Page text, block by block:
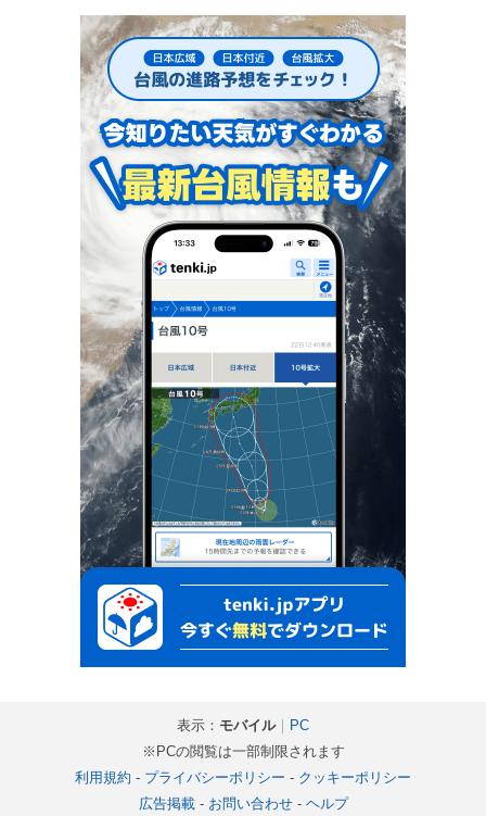
表示： モバイル｜ PC
※PCの閲覧は一部制限されます
利用規約 - プライバシーポリシー - クッキーポリシー
広告掲載- お問い合わせ- ヘルプ